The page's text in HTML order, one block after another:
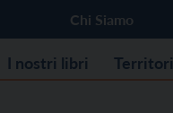
Chi Siamo
I nostri libri Territori